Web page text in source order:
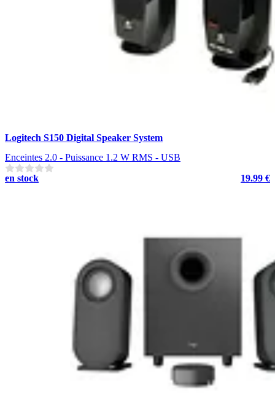
Logitech S150 Digital Speaker System
Enceintes 2.0 - Puissance 1.2 W RMS - USB
en stock
19.99 €